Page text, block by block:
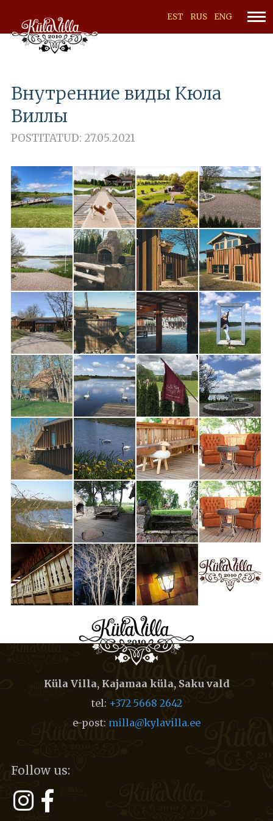
EST RUS ENG
Внутренние виды Кюла
Виллы
POSTITATUD: 27.05.2021
Küla Villa, Kajamaa küla, Saku vald
tel: +372 5668 2642
e-post: milla@kylavilla.ee
Follow us: